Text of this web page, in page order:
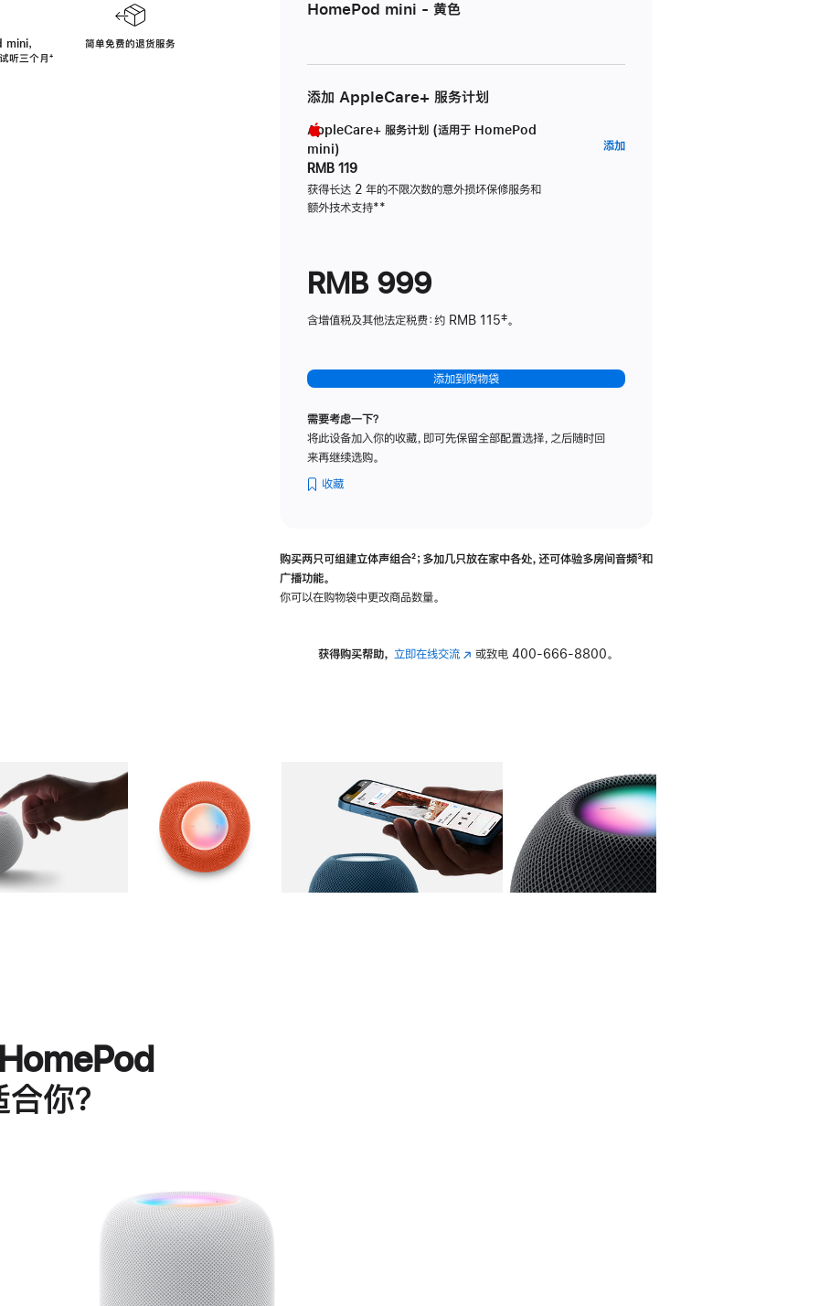
，
听三个月脚
⁺
简单免费的退货服务
HomePod mini - 黄色
添加 AppleCare+ 服务计划
AppleCare+ 服务计划 (适用于 HomePod
mini)
RMB 119
获得长达 2 年的不限次数的意外损坏保修服务和
额外技术支持脚
**
添加AppleCare+
RMB 999
含增值税及其他法定税费：约 RMB 115‡。
添加到购物袋
需要考虑一下？
将此设备加入你的收藏，即可先保留全部配置选择，之后随时回
来再继续选购。
收藏
购买两只可组建立体声组合脚
²；多加几只放在家中各处，还可体验多‍房‍间音频脚
³和
广播功能。
你可以在购物袋中更改商品数量。
获得购买帮助， 立即在线交流(在 或致电 400-666-8800。
图库 图像 图库 图像 图库 图像 4 图库 图像 5
你？
进
一
步
了
解
HomePod<